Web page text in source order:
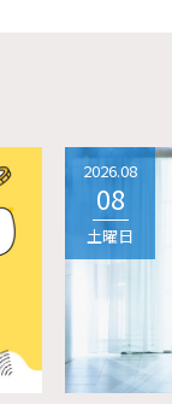
2026.08
08
土曜日